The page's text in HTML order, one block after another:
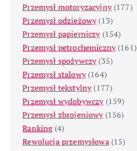
Przemysł motoryzacyjny(177)
Przemysł odzieżowy(13)
Przemysł papierniczy(154)
Przemysł petrochemiczny(161)
Przemysł spożywczy(35)
Przemysł stalowy(164)
Przemysł tekstylny(177)
Przemysł wydobywczy(159)
Przemysł zbrojeniowy(156)
Ranking(4)
Rewolucja przemysłowa(15)